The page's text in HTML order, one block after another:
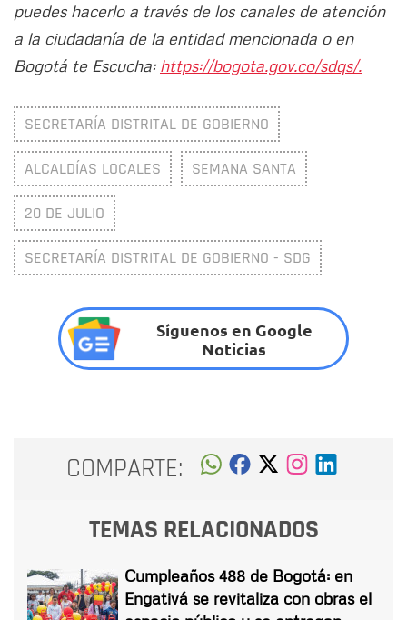
puedes hacerlo a través de los canales de atención
a la ciudadanía de la entidad mencionada o en
Bogotá te Escucha: https://bogota.gov.co/sdqs/.
SECRETARÍA DISTRITAL DE GOBIERNO
ALCALDÍAS LOCALES SEMANA SANTA
20 DE JULIO
SECRETARÍA DISTRITAL DE GOBIERNO - SDG
Síguenos en Google
Noticias
COMPARTE:
TEMAS RELACIONADOS
Cumpleaños 488 de Bogotá: en
Engativá se revitaliza con obras el